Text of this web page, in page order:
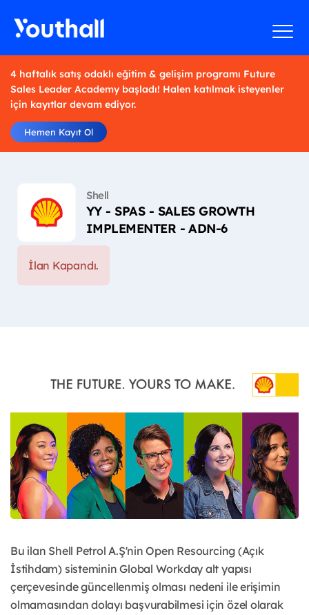
4 haftalık satış odaklı eğitim & gelişim programı Future
Sales Leader Academy başladı! Halen katılmak isteyenler
için kayıtlar devam ediyor.
Hemen Kayıt Ol
Shell
YY - SPAS - SALES GROWTH
IMPLEMENTER - ADN-6
İlan Kapandı.
Bu ilan Shell Petrol A.Ş'nin Open Resourcing (Açık
İstihdam) sisteminin Global Workday alt yapısı
çerçevesinde güncellenmiş olması nedeni ile erişimin
olmamasından dolayı başvurabilmesi için özel olarak